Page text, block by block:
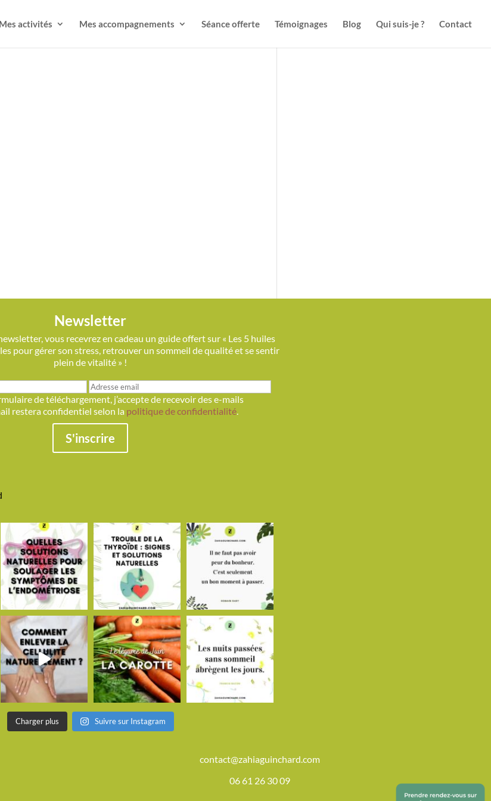
Mes activités Mes accompagnements Séance offerte Témoignages Blog Qui suis-je ? Contact
Newsletter
vous recevrez en cadeau un guide offert sur « Les 5 huiles
pour gérer son stress, retrouver un sommeil de qualité et se sentir
plein de vitalité » !
de téléchargement, j’accepte de recevoir des e-mails
restera confidentiel selon la politique de confidentialité.
S'inscrire
Charger plus Suivre sur Instagram
contact@zahiaguinchard.com
06 61 26 30 09